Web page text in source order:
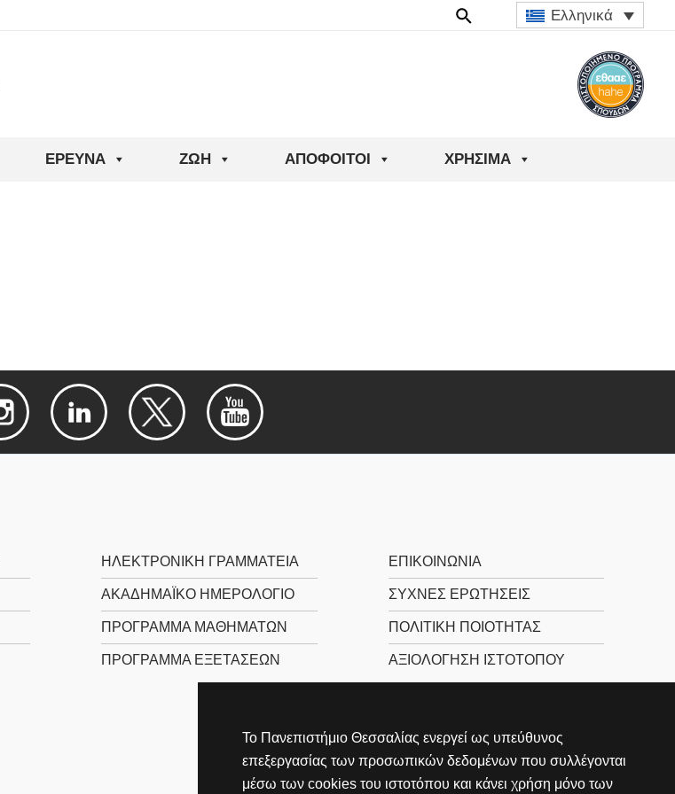
Το Πανεπιστήμιο Θεσσαλίας ενεργεί ως υπεύθυνος
επεξεργασίας των προσωπικών δεδομένων που συλλέγονται
μέσω των cookies του ιστοτόπου και κάνει χρήση μόνο των
Ελληνικά
ΈΡΕΥΝΑ ΖΩΉ ΑΠΌΦΟΙΤΟΙ ΧΡΉΣΙΜΑ
ΗΛΕΚΤΡΟΝΙΚΉ ΓΡΑΜΜΑΤΕΊΑ
ΑΚΑΔΗΜΑΪΚΌ ΗΜΕΡΟΛΌΓΙΟ
ΠΡΌΓΡΑΜΜΑ ΜΑΘΗΜΆΤΩΝ
ΠΡΌΓΡΑΜΜΑ ΕΞΕΤΆΣΕΩΝ
ΕΠΙΚΟΙΝΩΝΊΑ
ΣΥΧΝΕΣ ΕΡΩΤΗΣΕΙΣ
ΠΟΛΙΤΙΚΉ ΠΟΙΌΤΗΤΑΣ
ΑΞΙΟΛΌΓΗΣΗ ΙΣΤΌΤΟΠΟΥ